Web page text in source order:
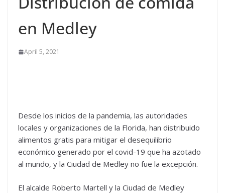
en Medley
April 5, 2021
Desde los inicios de la pandemia, las autoridades
locales y organizaciones de la Florida, han distribuido
alimentos gratis para mitigar el desequilibrio
económico generado por el covid-19 que ha azotado
al mundo, y la Ciudad de Medley no fue la excepción.
El alcalde Roberto Martell y la Ciudad de Medley